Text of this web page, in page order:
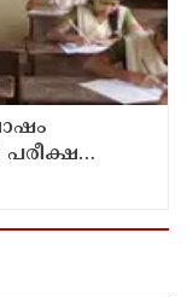
പരീക്ഷ